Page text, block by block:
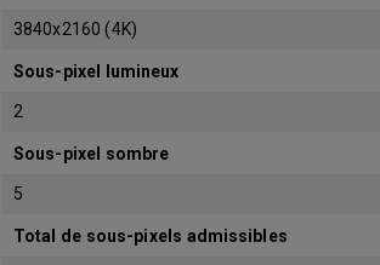
3840x2160 (4K)
Sous-pixel lumineux
2
Sous-pixel sombre
5
Total de sous-pixels admissibles